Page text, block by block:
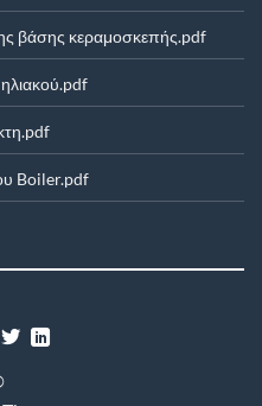
βάσης κεραμοσκεπής.pdf
Boiler.pdf